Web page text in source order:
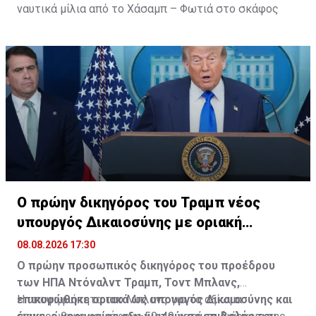
ναυτικά μίλια από το Χάσαμπ – Φωτιά στο σκάφος
Ο πρώην δικηγόρος του Τραμπ νέος
υπουργός Δικαιοσύνης με οριακή
πλειοψηφία
08.08.2026 17:30
Ο πρώην προσωπικός δικηγόρος του προέδρου
των ΗΠΑ Ντόναλντ Τραμπ, Τοντ Μπλανς,
επικυρώθηκε οριακά ως υπουργός Δικαιοσύνης και
Η υποψηφιότητα του Μπλανς για το αξίωμα